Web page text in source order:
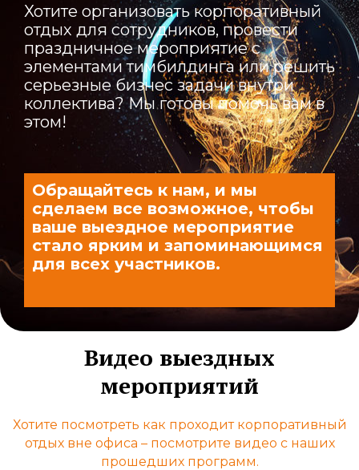
Хотите организовать корпоративный
отдых для сотрудников, провести
праздничное мероприятие с
элементами тимбилдинга или решить
серьезные бизнес задачи внутри
коллектива? Мы готовы помочь вам в
этом!
Обращайтесь к нам, и мы
сделаем все возможное, чтобы
ваше выездное мероприятие
стало ярким и запоминающимся
для всех участников.
Видео выездных
мероприятий
Хотите посмотреть как проходит корпоративный
отдых вне офиса – посмотрите видео с наших
прошедших программ.